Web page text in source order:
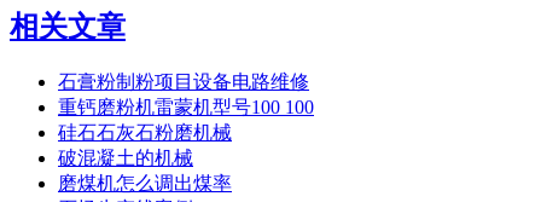
相关文章
石膏粉制粉项目设备电路维修
重钙磨粉机雷蒙机型号100 100
硅石石灰石粉磨机械
破混凝土的机械
磨煤机怎么调出煤率